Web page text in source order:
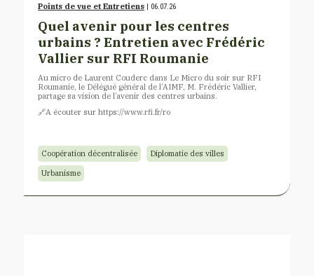
Points de vue et Entretiens | 06.07.26
Quel avenir pour les centres
urbains ? Entretien avec Frédéric
Vallier sur RFI Roumanie
Au micro de Laurent Couderc dans Le Micro du soir sur RFI
Roumanie, le Délégué général de l’AIMF, M. Frédéric Vallier,
partage sa vision de l’avenir des centres urbains.
🔗​A écouter sur https://www.rfi.fr/ro
Coopération décentralisée
Diplomatie des villes
Urbanisme